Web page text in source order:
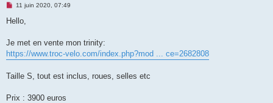
M
s
g
n
l
11 juin 2020, 07:49
Hello,
Je met en vente mon trinity:
https://www.troc-velo.com/index.php?mod ... ce=2682808
Taille S, tout est inclus, roues, selles etc
Prix : 3900 euros